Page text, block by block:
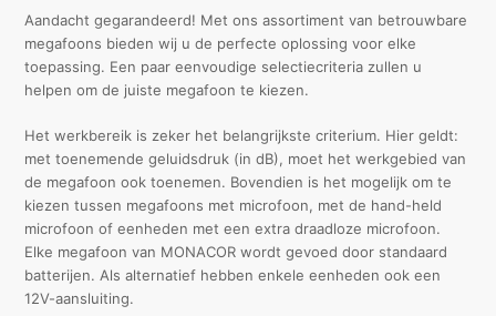
Aandacht gegarandeerd! Met ons assortiment van betrouwbare
megafoons bieden wij u de perfecte oplossing voor elke
toepassing. Een paar eenvoudige selectiecriteria zullen u
helpen om de juiste megafoon te kiezen.
Het werkbereik is zeker het belangrijkste criterium. Hier geldt:
met toenemende geluidsdruk (in dB), moet het werkgebied van
de megafoon ook toenemen. Bovendien is het mogelijk om te
kiezen tussen megafoons met microfoon, met de hand-held
microfoon of eenheden met een extra draadloze microfoon.
Elke megafoon van MONACOR wordt gevoed door standaard
batterijen. Als alternatief hebben enkele eenheden ook een
12V-aansluiting.